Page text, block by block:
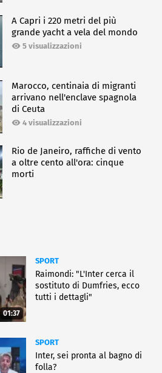
A Capri i 220 metri del più
grande yacht a vela del mondo
5 visualizzazioni
Marocco, centinaia di migranti
arrivano nell'enclave spagnola
di Ceuta
4 visualizzazioni
Rio de Janeiro, raffiche di vento
a oltre cento all'ora: cinque
morti
01:37
SPORT
Raimondi: "L'Inter cerca il
sostituto di Dumfries, ecco
tutti i dettagli"
SPORT
Inter, sei pronta al bagno di
folla?